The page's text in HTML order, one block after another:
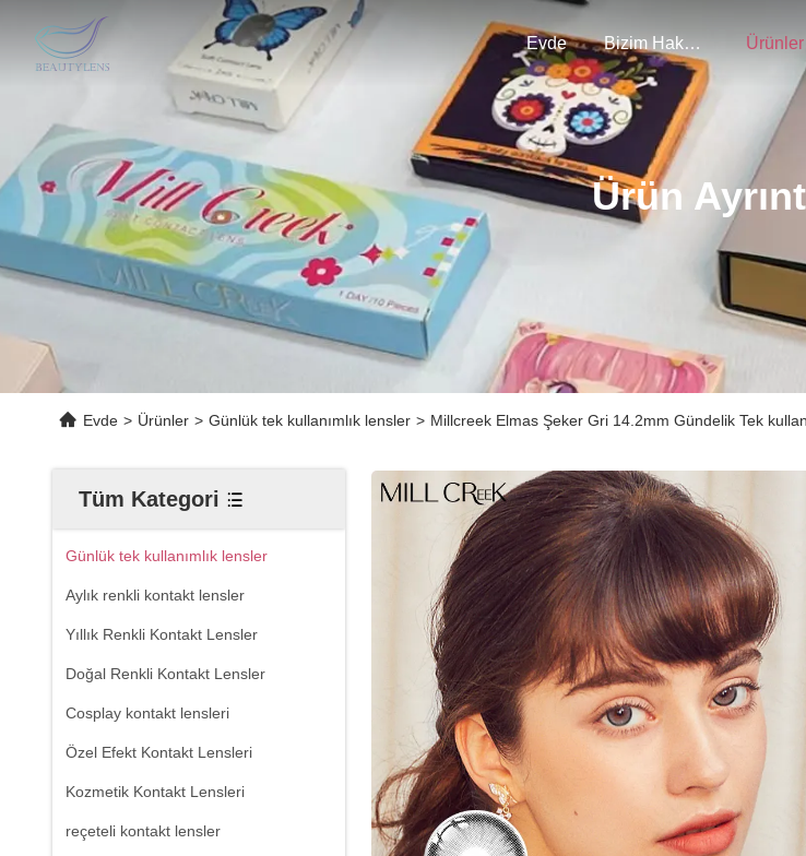
Evde Bizim Hakkımızda Ürünler
Ürün
Evde > Ürünler > Günlük tek kullanımlık lensler > Millcreek Elmas Şeker Gri 14.2mm Gündelik Tek
Tüm Kategori
Günlük tek kullanımlık lensler
Aylık renkli kontakt lensler
Yıllık Renkli Kontakt Lensler
Doğal Renkli Kontakt Lensler
Cosplay kontakt lensleri
Özel Efekt Kontakt Lensleri
Kozmetik Kontakt Lensleri
reçeteli kontakt lensler